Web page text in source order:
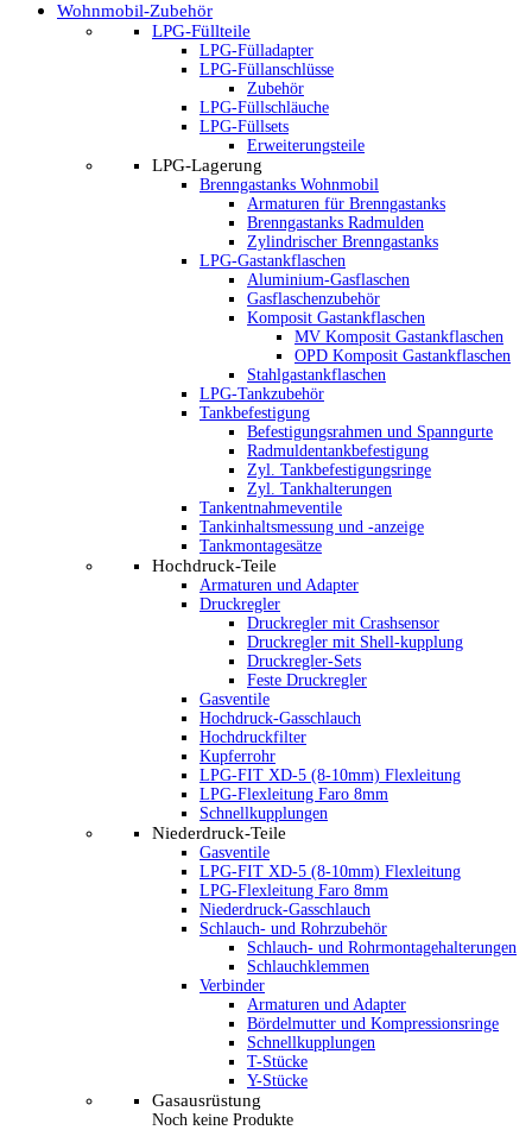
Wohnmobil-Zubehör
LPG-Füllteile
LPG-Fülladapter
LPG-Füllanschlüsse
Zubehör
LPG-Füllschläuche
LPG-Füllsets
Erweiterungsteile
LPG-Lagerung
Brenngastanks Wohnmobil
Armaturen für Brenngastanks
Brenngastanks Radmulden
Zylindrischer Brenngastanks
LPG-Gastankflaschen
Aluminium-Gasflaschen
Gasflaschenzubehör
Komposit Gastankflaschen
MV Komposit Gastankflaschen
OPD Komposit Gastankflaschen
Stahlgastankflaschen
LPG-Tankzubehör
Tankbefestigung
Befestigungsrahmen und Spanngurte
Radmuldentankbefestigung
Zyl. Tankbefestigungsringe
Zyl. Tankhalterungen
Tankentnahmeventile
Tankinhaltsmessung und -anzeige
Tankmontagesätze
Hochdruck-Teile
Armaturen und Adapter
Druckregler
Druckregler mit Crashsensor
Druckregler mit Shell-kupplung
Druckregler-Sets
Feste Druckregler
Gasventile
Hochdruck-Gasschlauch
Hochdruckfilter
Kupferrohr
LPG-FIT XD-5 (8-10mm) Flexleitung
LPG-Flexleitung Faro 8mm
Schnellkupplungen
Niederdruck-Teile
Gasventile
LPG-FIT XD-5 (8-10mm) Flexleitung
LPG-Flexleitung Faro 8mm
Niederdruck-Gasschlauch
Schlauch- und Rohrzubehör
Schlauch- und Rohrmontagehalterungen
Schlauchklemmen
Verbinder
Armaturen und Adapter
Bördelmutter und Kompressionsringe
Schnellkupplungen
T-Stücke
Y-Stücke
Gasausrüstung
Noch keine Produkte